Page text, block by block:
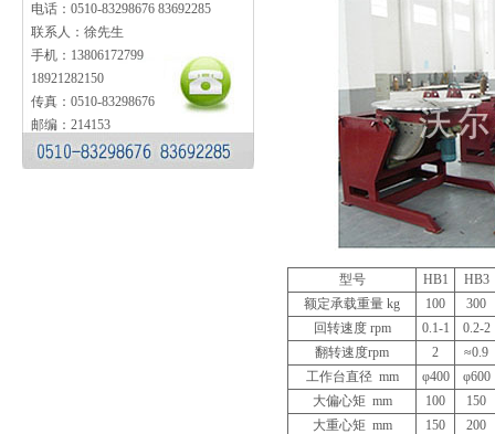
电话：0510-83298676 83692285
联系人：徐先生
手机：13806172799
18921282150
传真：0510-83298676
邮编：214153
型号 HB1
HB3
额定承载重量 kg
100
300
回转速度 rpm
0.1-1
0.2-2
翻转速度rpm
2
≈0.9
工作台直径 mm
φ400
φ600
大偏心矩 mm
100
150
大重心矩 mm
150
200